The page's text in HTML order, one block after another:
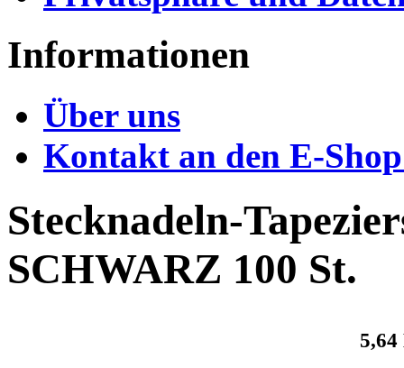
Informationen
Über uns
Kontakt an den E-
Stecknadeln-
SCHWARZ 100 St.